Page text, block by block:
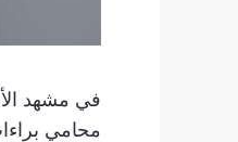
في مشهد
محامي